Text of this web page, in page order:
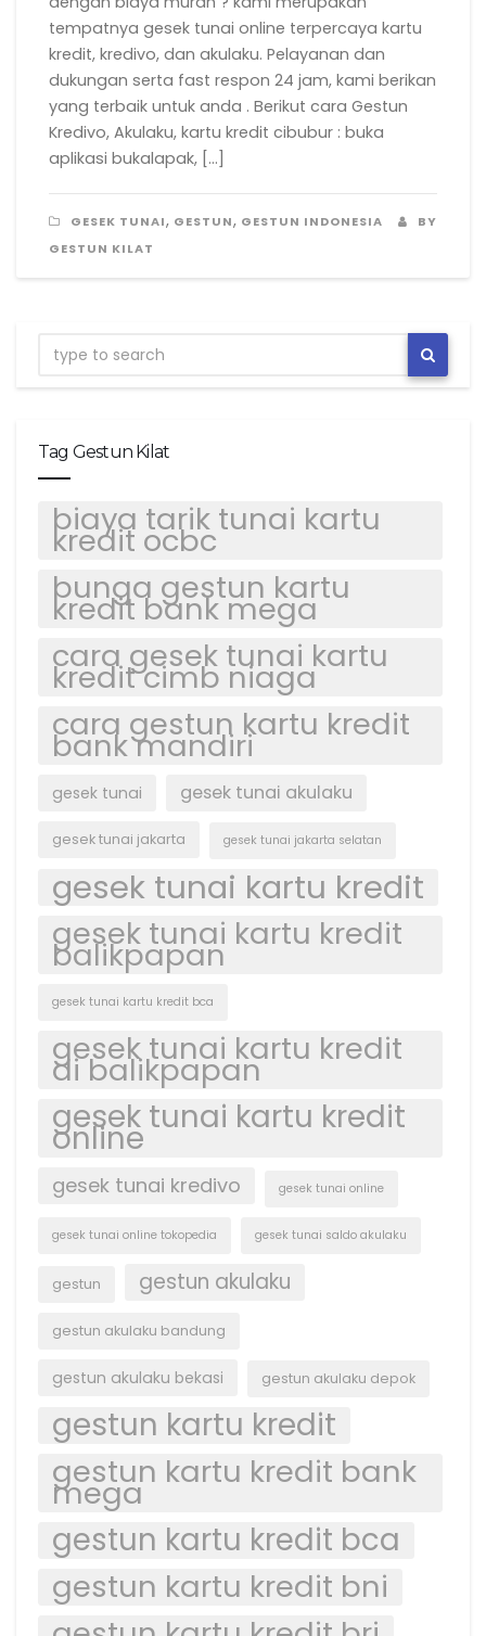
tempatnya gesek tunai online terpercaya kartu
kredit, kredivo, dan akulaku. Pelayanan dan
dukungan serta fast respon 24 jam, kami berikan
yang terbaik untuk anda . Berikut cara Gestun
Kredivo, Akulaku, kartu kredit cibubur : buka
aplikasi bukalapak, […]
GESEK TUNAI, GESTUN, GESTUN INDONESIA
BY
GESTUN KILAT
Tag Gestun Kilat
biaya tarik tunai kartu
kredit ocbc
bunga gestun kartu
kredit bank mega
cara gesek tunai kartu
kredit cimb niaga
cara gestun kartu kredit
bank mandiri
gesek tunai gesek tunai akulaku
gesek tunai jakarta gesek tunai jakarta selatan
gesek tunai kartu kredit
gesek tunai kartu kredit
balikpapan
gesek tunai kartu kredit bca
gesek tunai kartu kredit
di balikpapan
gesek tunai kartu kredit
online
gesek tunai kredivo gesek tunai online
gesek tunai online tokopedia gesek tunai saldo akulaku
gestun gestun akulaku
gestun akulaku bandung
gestun akulaku bekasi gestun akulaku depok
gestun kartu kredit
gestun kartu kredit bank
mega
gestun kartu kredit bca
gestun kartu kredit bni